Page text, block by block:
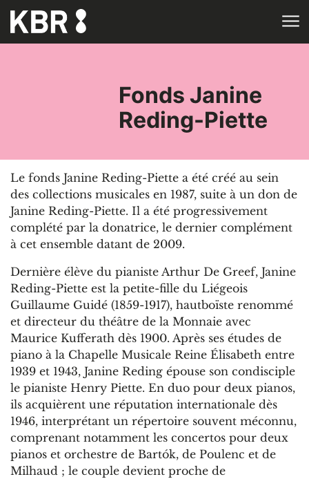
Aller au contenu
Fonds Janine
Reding-Piette
Le fonds Janine Reding-Piette a été créé au sein
des collections musicales en 1987, suite à un don de
Janine Reding-Piette. Il a été progressivement
complété par la donatrice, le dernier complément
à cet ensemble datant de 2009.
Dernière élève du pianiste Arthur De Greef, Janine
Reding-Piette est la petite-fille du Liégeois
Guillaume Guidé (1859-1917), hautboïste renommé
et directeur du théâtre de la Monnaie avec
Maurice Kufferath dès 1900. Après ses études de
piano à la Chapelle Musicale Reine Élisabeth entre
1939 et 1943, Janine Reding épouse son condisciple
le pianiste Henry Piette. En duo pour deux pianos,
ils acquièrent une réputation internationale dès
1946, interprétant un répertoire souvent méconnu,
comprenant notamment les concertos pour deux
pianos et orchestre de Bartók, de Poulenc et de
Milhaud ; le couple devient proche de